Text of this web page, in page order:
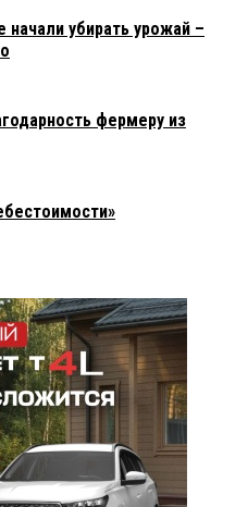
убирать урожай –
фермеру из